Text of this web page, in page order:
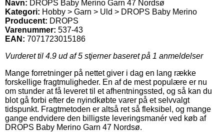
Navn: DROPS Baby Merino Garn 47 Nordsø
Kategori: Hobby > Garn > Uld > DROPS Baby Merino
Producent: DROPS
Varenummer: 537-43
EAN: 7071723015186
Vurderet til 4.9 ud af 5 stjerner baseret på 1 anmeldelser
Mange forretninger på nettet giver i dag en lang række
forskellige fragtmuligheder. En af de mest populære er nu
om stunder at få leveret til et afhentningssted, og så kan du
blot gå forbi efter de nyindkøbte varer på et selvvalgt
tidspunkt. Fragtmetoden er altså ret så fleksibel, og mange
gange endvidere den billigste leveringsmanér ved køb af
DROPS Baby Merino Garn 47 Nordsø.